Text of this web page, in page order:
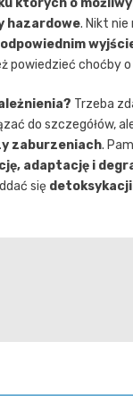
hazardowe. Nikt nie
powiedzieć choćby o
Trzeba
do szczegółów,
zaburzeniach.
adaptację i
się